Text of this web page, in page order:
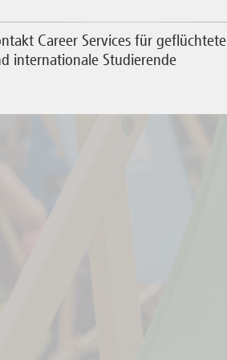
Career Services für geflüchtete
internationale Studierende